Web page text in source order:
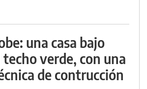
una casa bajo
verde, con una
de contrucción